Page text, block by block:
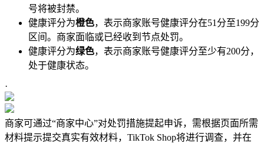
号将被封禁。
健康评分为橙色，表示商家账号健康评分在51分至199分
区间。商家面临或已经收到节点处罚。
健康评分为绿色，表示商家账号健康评分至少有200分，
处于健康状态。
·
商家可通过“商家中心”对处罚措施提起申诉，需根据页面所需
材料提示提交真实有效材料，TikTok Shop将进行调查，并在